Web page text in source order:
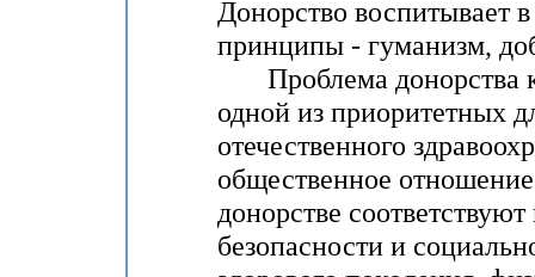
Донорство воспитывает
принципы - гуманизм,
Проблема донорства
одной из приоритетных
отечественного
общественное
донорстве
безопасности и